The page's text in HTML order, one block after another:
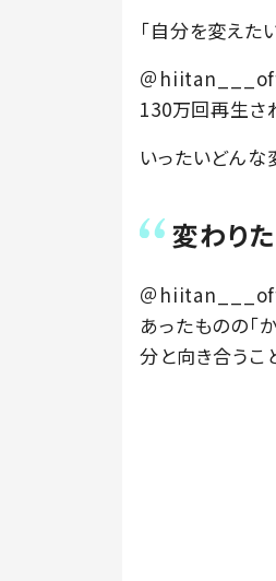
「自分を変えた
＠
130万回再生さ
いったいどんな
変わり
＠
あったものの「
分と向き合うこ